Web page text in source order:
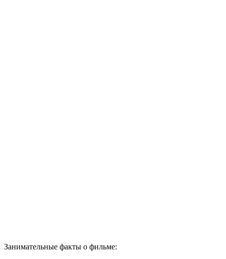
Занимательные факты о фильме: